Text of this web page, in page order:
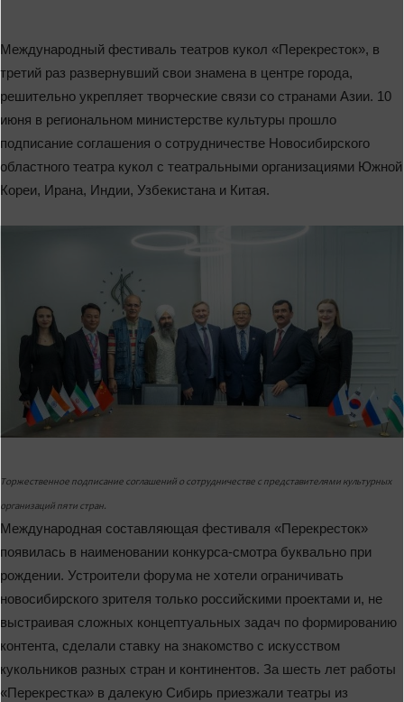
Международный фестиваль театров кукол «Перекресток», в
третий раз развернувший свои знамена в центре города,
решительно укрепляет творческие связи со странами Азии. 10
июня в региональном министерстве культуры прошло
подписание соглашения о сотрудничестве Новосибирского
областного театра кукол с театральными организациями Южной
Кореи, Ирана, Индии, Узбекистана и Китая.
Торжественное подписание соглашений о сотрудничестве с представителями культурных
организаций пяти стран.
Международная составляющая фестиваля «Перекресток»
появилась в наименовании конкурса-смотра буквально при
рождении. Устроители форума не хотели ограничивать
новосибирского зрителя только российскими проектами и, не
выстраивая сложных концептуальных задач по формированию
контента, сделали ставку на знакомство с искусством
кукольников разных стран и континентов. За шесть лет работы
«Перекрестка» в далекую Сибирь приезжали театры из